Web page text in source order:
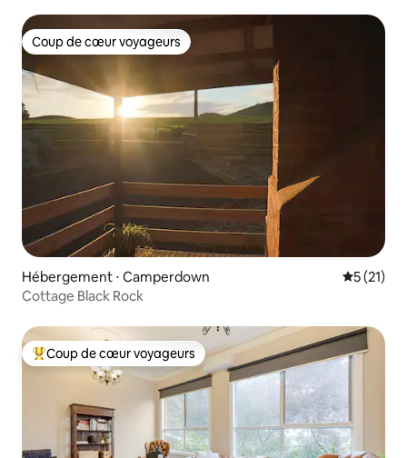
Coup de cœur voyageurs
Coup de cœur voyageurs
Hébergement ⋅ Camperdown
5 (21)
Cottage Black Rock
Coups de cœur voyageurs les plus appréciés
Coup de cœur voyageurs